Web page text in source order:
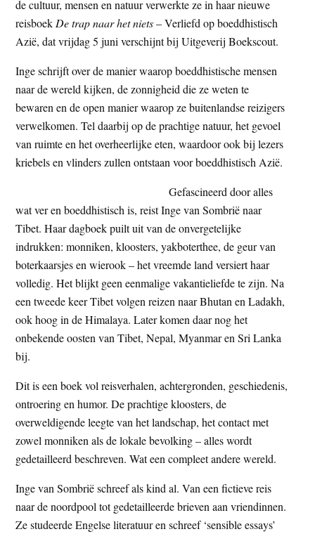
e
de cultuur, mensen en natuur verwerkte ze in haar nieuwe
reisboek De trap naar het niets– Verliefd op boeddhistisch
Azië, dat vrijdag 5 juni verschijnt bij Uitgeverij Boekscout.
Inge schrijft over de manier waarop boeddhistische mensen
naar de wereld kijken, de zonnigheid die ze weten te
bewaren en de open manier waarop ze buitenlandse reizigers
verwelkomen. Tel daarbij op de prachtige natuur, het gevoel
van ruimte en het overheerlijke eten, waardoor ook bij lezers
kriebels en vlinders zullen ontstaan voor boeddhistisch Azië.
Gefascineerd door alles
wat ver en boeddhistisch is, reist Inge van Sombrië naar
Tibet. Haar dagboek puilt uit van de onvergetelijke
indrukken: monniken, kloosters, yakboterthee, de geur van
boterkaarsjes en wierook – het vreemde land versiert haar
volledig. Het blijkt geen eenmalige vakantieliefde te zijn. Na
een tweede keer Tibet volgen reizen naar Bhutan en Ladakh,
ook hoog in de Himalaya. Later komen daar nog het
onbekende oosten van Tibet, Nepal, Myanmar en Sri Lanka
bij.
Dit is een boek vol reisverhalen, achtergronden, geschiedenis,
ontroering en humor. De prachtige kloosters, de
overweldigende leegte van het landschap, het contact met
zowel monniken als de lokale bevolking – alles wordt
gedetailleerd beschreven. Wat een compleet andere wereld.
Inge van Sombrië schreef als kind al. Van een fictieve reis
naar de noordpool tot gedetailleerde brieven aan vriendinnen.
Ze studeerde Engelse literatuur en schreef ‘sensible essays’